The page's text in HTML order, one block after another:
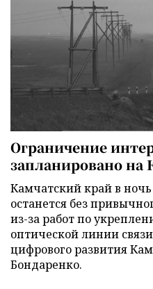
Ограничение
запланировано на
Камчатский край в ночь
останется без
из-за работ по
оптической линии
цифрового развития
Бондаренко.